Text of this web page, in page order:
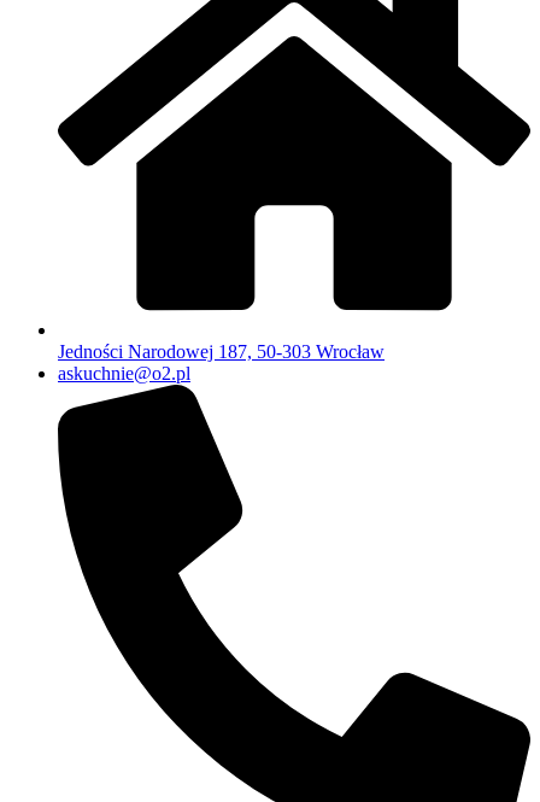
Jedności Narodowej 187, 50-303 Wrocław
askuchnie@o2.pl